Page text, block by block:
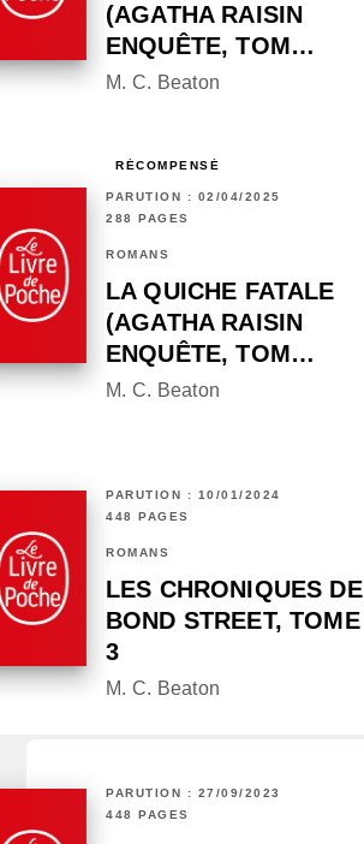
(AGATHA RAISIN
ENQUÊTE, TOM…
M. C. Beaton
RÉCOMPENSÉ
PARUTION : 02/04/2025
288 PAGES
ROMANS
LA QUICHE FATALE
(AGATHA RAISIN
ENQUÊTE, TOM…
M. C. Beaton
PARUTION : 10/01/2024
448 PAGES
ROMANS
LES CHRONIQUES DE
BOND STREET, TOME
3
M. C. Beaton
PARUTION : 27/09/2023
448 PAGES